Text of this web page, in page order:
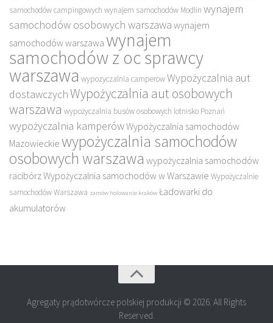
samochodów campingowych wynajem samochodów Modlin wynajem
samochodów osobowych warszawa wynajem
samochodów warszawa wynajem
samochodów z oc sprawcy
warszawa wypozyczalnia camperowWypożyczalnia aut
dostawczychWypożyczalnia aut osobowych
warszawa wypożyczalnia busów osobowych lotnisko Poznań
wypożyczalnia kamperówWypożyczalnia samochodów
Mazowieckie wypożyczalnia samochodów
osobowych warszawa wypożyczalnia samochodów
racibórzWypożyczalnia samochodów w Warszawie Wypożyczalnie
samochodów Warszawa zamów holowanie kraków Ładowarki do
akumulatorów
Agregaty prądotwórcze polskiej produkcji © 2026. All Rights
Reserved.